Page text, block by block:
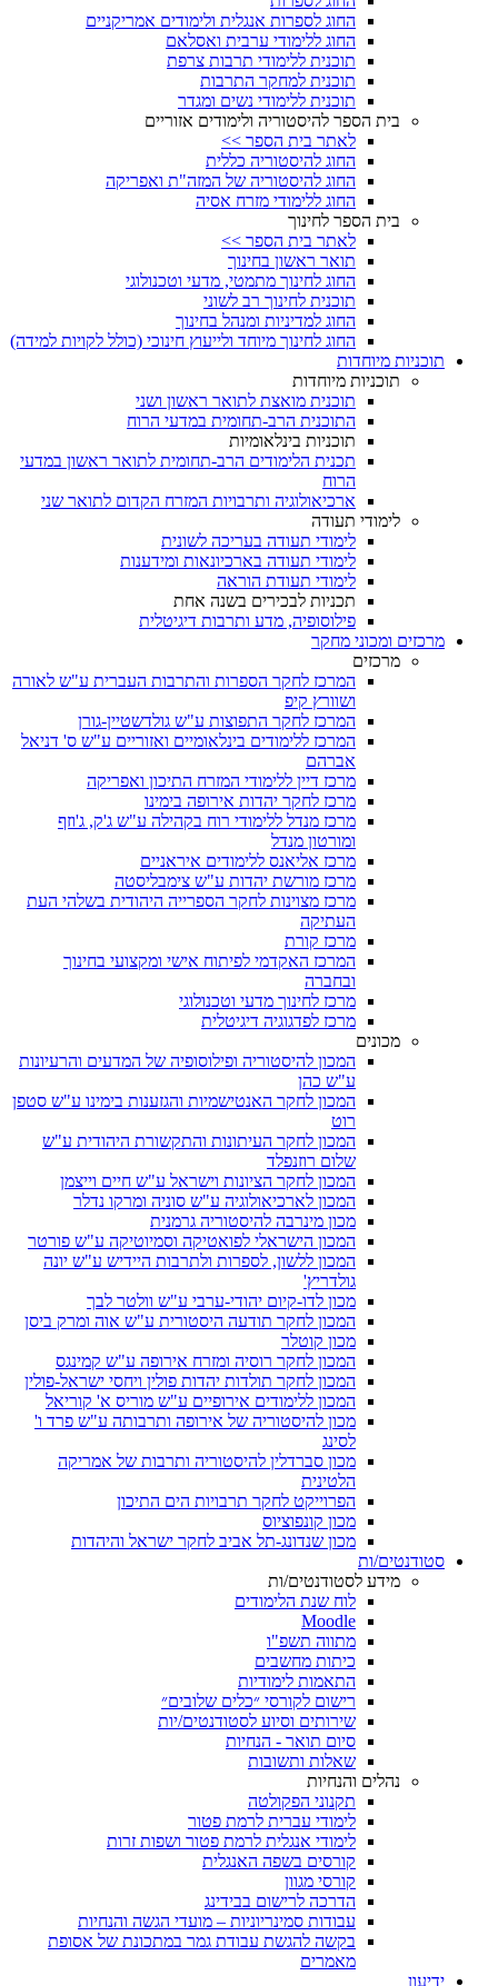
החוג לספרות אנגלית ולימודים אמריקניים
החוג ללימודי ערבית ואסלאם
תוכנית ללימודי תרבות צרפת
תוכנית למחקר התרבות
תוכנית ללימודי נשים ומגדר
בית הספר להיסטוריה ולימודים אזוריים
לאתר בית הספר >>
החוג להיסטוריה כללית
החוג להיסטוריה של המזה"ת ואפריקה
החוג ללימודי מזרח אסיה
בית הספר לחינוך
לאתר בית הספר >>
תואר ראשון בחינוך
החוג לחינוך מתמטי, מדעי וטכנולוגי
תוכנית לחינוך רב לשוני
החוג למדיניות ומנהל בחינוך
החוג לחינוך מיוחד ולייעוץ חינוכי (כולל לקויות למידה)
תוכניות מיוחדות
תוכניות מיוחדות
תוכנית מואצת לתואר ראשון ושני
התוכנית הרב-תחומית במדעי הרוח
תוכניות בינלאומיות
תכנית הלימודים הרב-תחומית לתואר ראשון במדעי
הרוח
ארכיאולוגיה ותרבויות המזרח הקדום לתואר שני
לימודי תעודה
לימודי תעודה בעריכה לשונית
לימודי תעודה בארכיונאות ומידענות
לימודי תעודת הוראה
תכניות לבכירים בשנה אחת
פילוסופיה, מדע ותרבות דיגיטלית
מרכזים ומכוני מחקר
מרכזים
המרכז לחקר הספרות והתרבות העברית ע"ש לאורה
ושוורץ קיפ
המרכז לחקר התפוצות ע"ש גולדשטיין-גורן
המרכז ללימודים בינלאומיים ואזוריים ע"ש ס' דניאל
אברהם
מרכז דיין ללימודי המזרח התיכון ואפריקה
מרכז לחקר יהדות אירופה בימינו
מרכז מנדל ללימודי רוח בקהילה ע"ש ג'ק, ג'וזף
ומורטון מנדל
מרכז אליאנס ללימודים איראניים
מרכז מורשת יהדות ע"ש צימבליסטה
מרכז מצוינות לחקר הספרייה היהודית בשלהי העת
העתיקה
מרכז קורת
המרכז האקדמי לפיתוח אישי ומקצועי בחינוך
ובחברה
מרכז לחינוך מדעי וטכנולוגי
מרכז לפדגוגיה דיגיטלית
מכונים
המכון להיסטוריה ופילוסופיה של המדעים והרעיונות
ע"ש כהן
המכון לחקר האנטישמיות והגזענות בימינו ע"ש סטפן
רוט
המכון לחקר העיתונות והתקשורת היהודית ע"ש
שלום רוזנפלד
המכון לחקר הציונות וישראל ע"ש חיים וייצמן
המכון לארכיאולוגיה ע"ש סוניה ומרקו נדלר
מכון מינרבה להיסטוריה גרמנית
המכון הישראלי לפואטיקה וסמיוטיקה ע"ש פורטר
המכון ללשון, לספרות ולתרבות היידיש ע"ש יונה
גולדריץ'
מכון לדו-קיום יהודי-ערבי ע"ש וולטר לבך
המכון לחקר תודעה היסטורית ע"ש אוה ומרק ביסן
מכון קוטלר
המכון לחקר רוסיה ומזרח אירופה ע"ש קמינגס
המכון לחקר תולדות יהדות פולין ויחסי ישראל-פולין
המכון ללימודים אירופיים ע"ש מוריס א' קוריאל
מכון להיסטוריה של אירופה ותרבותה ע"ש פרד ו'
לסינג
מכון סברדלין להיסטוריה ותרבות של אמריקה
הלטינית
הפרוייקט לחקר תרבויות הים התיכון
מכון קונפוציוס
מכון שנדונג-תל אביב לחקר ישראל והיהדות
סטודנטים/ות
מידע לסטודנטים/ות
לוח שנת הלימודים
Moodle
מתווה תשפ"ו
כיתות מחשבים
התאמות לימודיות
רישום לקורסי ״כלים שלובים״
שירותים וסיוע לסטודנטים/יות
סיום תואר - הנחיות
שאלות ותשובות
נהלים והנחיות
תקנוני הפקולטה
לימודי עברית לרמת פטור
לימודי אנגלית לרמת פטור ושפות זרות
קורסים בשפה האנגלית
קורסי מגוון
הדרכה לרישום בבידינג
עבודות סמינריוניות – מועדי הגשה והנחיות
בקשה להגשת עבודת גמר במתכונת של אסופת
מאמרים
ידיעון